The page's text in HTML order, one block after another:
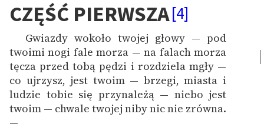
Ręce pełne poezji
Kolekcje edukacyjne
twórców przechodzących
do domeny publicznej,
lektur szkolnych oraz
Starego Testamentu
CZĘŚĆ PIERWSZA[4]
Gwiazdy wokoło twojej głowy — pod
twoimi nogi fale morza — na falach morza
tęcza przed tobą pędzi i rozdziela mgły —
co ujrzysz, jest twoim — brzegi, miasta i
ludzie tobie się przynależą — niebo jest
twoim — chwale twojej niby nic nie zrówna.
—